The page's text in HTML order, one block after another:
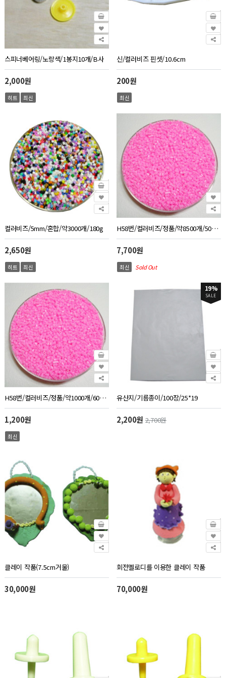
스피너베어링/노랑색/1봉지10개/B사
2,000원
히트 최신
신/컬러비즈 핀셋/10.6cm
200원
최신
컬러비즈/5mm/혼합/약3000개/180g
2,650원
히트 최신
H58번/컬러비즈/정품/약8500개/500g/연분홍색
7,700원
최신 Sold Out
H58번/컬러비즈/정품/약1000개/60g/연분홍색
1,200원
최신
19%
SALE
유산지/기름종이/100장/25*19
2,200원2,700원
클레이 작품(7.5cm거울)
30,000원
회전멜로디를 이용한 클레이 작품
70,000원